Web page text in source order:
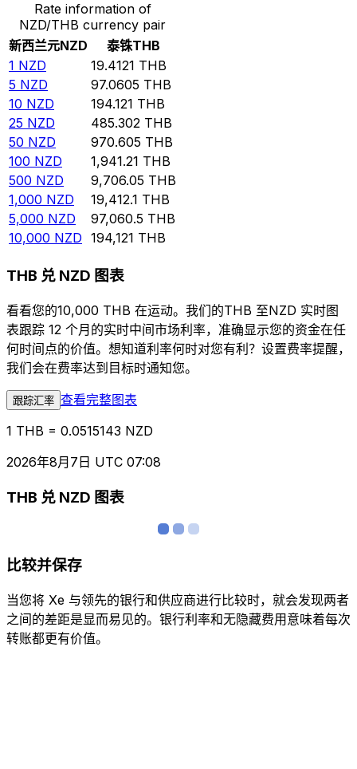
Rate information of
NZD/THB currency pair
新西兰元NZD 泰铢THB
1 NZD 19.4121 THB
5 NZD 97.0605 THB
10 NZD 194.121 THB
25 NZD 485.302 THB
50 NZD 970.605 THB
100 NZD 1,941.21 THB
500 NZD 9,706.05 THB
1,000 NZD 19,412.1 THB
5,000 NZD 97,060.5 THB
10,000 NZD 194,121 THB
THB 兑 NZD 图表
看看您的10,000 THB 在运动。我们的THB 至NZD 实时图
表跟踪 12 个月的实时中间市场利率，准确显示您的资金在任
何时间点的价值。想知道利率何时对您有利？设置费率提醒，
我们会在费率达到目标时通知您。
跟踪汇率 查看完整图表
1 THB = 0.0515143 NZD
2026年8月7日 UTC 07:08
THB 兑 NZD 图表
比较并保存
当您将 Xe 与领先的银行和供应商进行比较时，就会发现两者
之间的差距是显而易见的。银行利率和无隐藏费用意味着每次
转账都更有价值。